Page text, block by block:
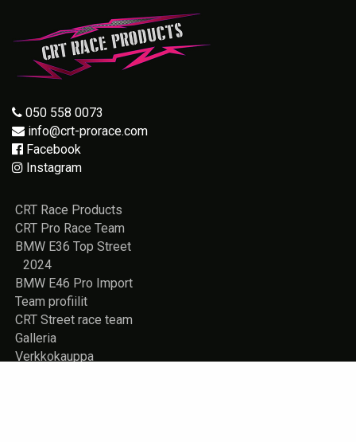
050 558 0073
info@crt-prorace.com
Facebook
Instagram
CRT Race Products
CRT Pro Race Team
BMW E36 Top Street
2024
BMW E46 Pro Import
Team profiilit
CRT Street race team
Galleria
Verkkokauppa